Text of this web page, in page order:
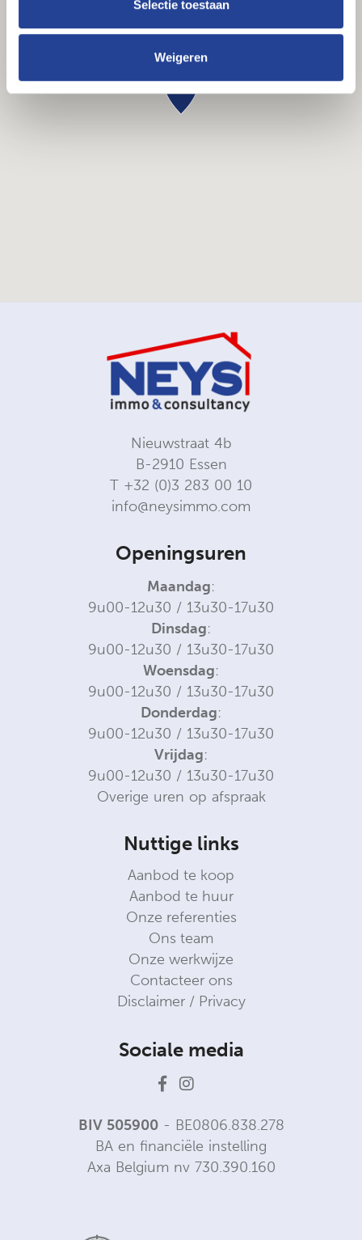
Selectie toestaan
Weigeren
Nieuwstraat 4b
B-2910 Essen
T +32 (0)3 283 00 10
info@neysimmo.com
Openingsuren
Maandag:
9u00-12u30 / 13u30-17u30
Dinsdag:
9u00-12u30 / 13u30-17u30
Woensdag:
9u00-12u30 / 13u30-17u30
Donderdag:
9u00-12u30 / 13u30-17u30
Vrijdag:
9u00-12u30 / 13u30-17u30
Overige uren op afspraak
Nuttige links
Aanbod te koop
Aanbod te huur
Onze referenties
Ons team
Onze werkwijze
Contacteer ons
Disclaimer / Privacy
Sociale media
BIV 505900- BE0806.838.278
BA en financiële instelling
Axa Belgium nv 730.390.160